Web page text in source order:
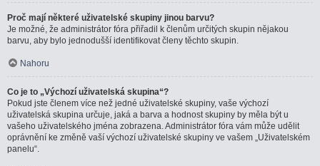
Proč mají některé uživatelské skupiny jinou barvu?
Je možné, že administrátor fóra přiřadil k členům určitých skupin nějakou
barvu, aby bylo jednodušší identifikovat členy těchto skupin.
Nahoru
Co je to „Výchozí uživatelská skupina“?
Pokud jste členem více než jedné uživatelské skupiny, vaše výchozí
uživatelská skupina určuje, jaká a barva a hodnost skupiny by měla být u
vašeho uživatelského jména zobrazena. Administrátor fóra vám může udělit
oprávnění ke změně vaší výchozí uživatelské skupiny ve vašem „Uživatelském
panelu“.